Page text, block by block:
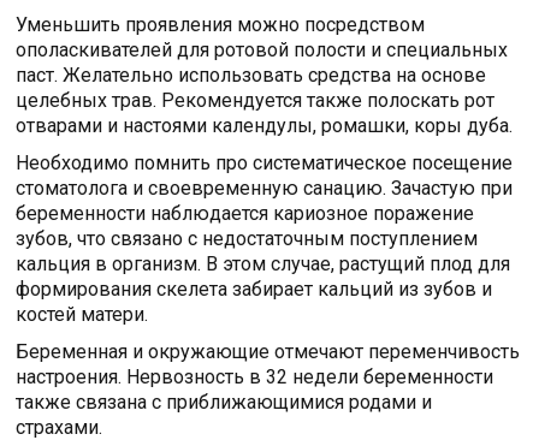
Уменьшить проявления можно посредством
ополаскивателей для ротовой полости и специальных
паст. Желательно использовать средства на основе
целебных трав. Рекомендуется также полоскать рот
отварами и настоями календулы, ромашки, коры дуба.
Необходимо помнить про систематическое посещение
стоматолога и своевременную санацию. Зачастую при
беременности наблюдается кариозное поражение
зубов, что связано с недостаточным поступлением
кальция в организм. В этом случае, растущий плод для
формирования скелета забирает кальций из зубов и
костей матери.
Беременная и окружающие отмечают переменчивость
настроения. Нервозность в 32 недели беременности
также связана с приближающимися родами и
страхами.